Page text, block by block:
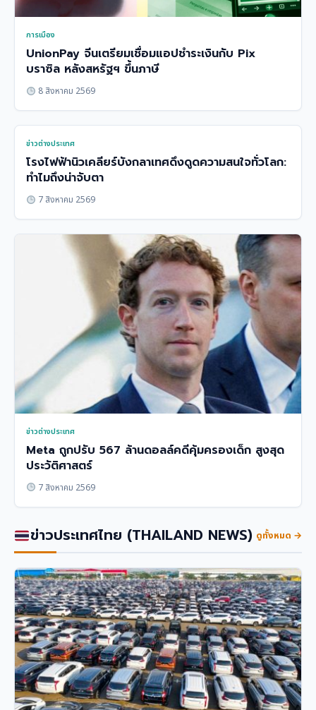
การเมือง
UnionPay จีนเตรียมเชื่อมแอปชำระเงินกับ Pix
บราซิล หลังสหรัฐฯ ขึ้นภาษี
8 สิงหาคม 2569
ข่าวต่างประเทศ
โรงไฟฟ้านิวเคลียร์บังกลาเทศดึงดูดความสนใจทั่วโลก:
ทำไมถึงน่าจับตา
7 สิงหาคม 2569
ข่าวต่างประเทศ
Meta ถูกปรับ 567 ล้านดอลล์คดีคุ้มครองเด็ก สูงสุด
ประวัติศาสตร์
7 สิงหาคม 2569
ข่าวประเทศไทย (THAILAND NEWS) ดูทั้งหมด →